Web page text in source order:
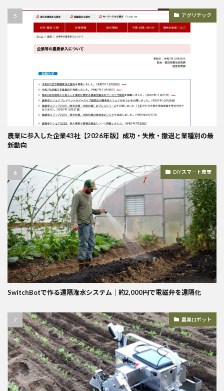
アグリテック
農業に参入した企業43社【2026年版】成功・失敗・撤退と業種別の最
新動向
DIYスマート農業
SwitchBotで作る遠隔潅水システム｜約2,000円で電磁弁を遠隔化
農業ロボット